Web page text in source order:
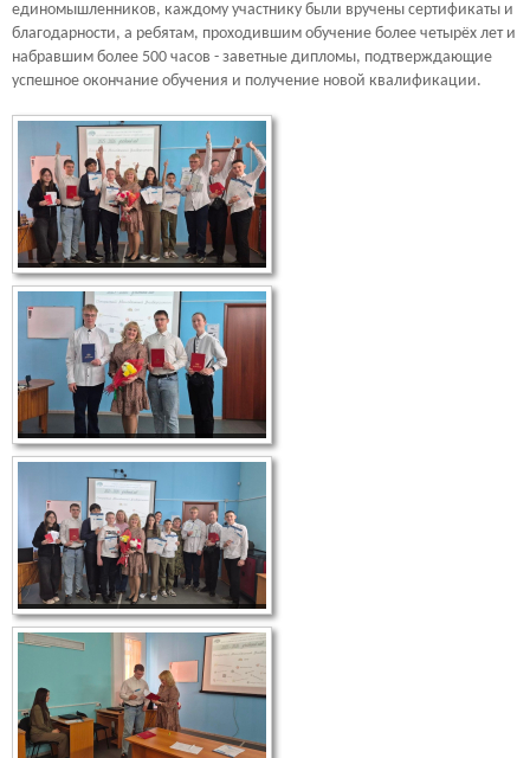
единомышленников, каждому участнику были вручены сертификаты и
благодарности, а ребятам, проходившим обучение более четырёх лет и
набравшим более 500 часов - заветные дипломы, подтверждающие
успешное окончание обучения и получение новой квалификации.